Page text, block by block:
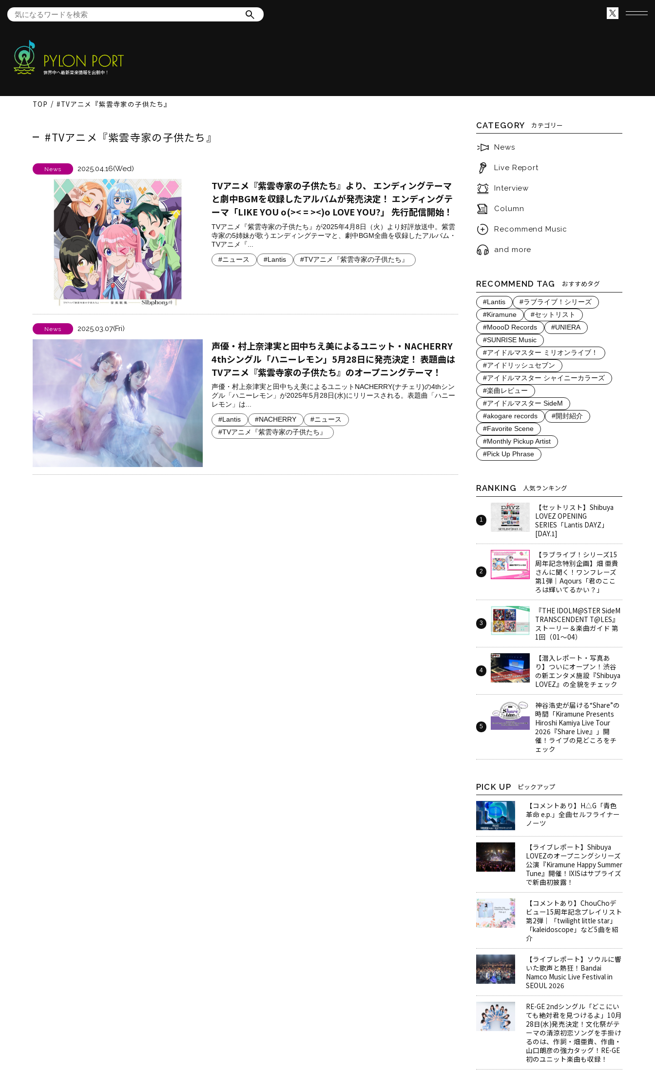
世界中へ最新音楽情報を出航中！
TOP #TVアニメ『紫雲寺家の子供たち』
#TVアニメ『紫雲寺家の子供たち』
News 2025.04.16(Wed)
TVアニメ『紫雲寺家の子供たち』より、 エンディングテーマ
と劇中BGMを収録したアルバムが発売決定！ エンディングテ
ーマ「LIKE YOU o(>< = ><)o LOVE YOU?」 先行配信開始！
TVアニメ『紫雲寺家の子供たち』が2025年4月8日（火）より好評放送中。紫雲
寺家の5姉妹が歌うエンディングテーマと、劇中BGM全曲を収録したアルバム・
TVアニメ『...
#ニュース #Lantis #TVアニメ『紫雲寺家の子供たち』
News 2025.03.07(Fri)
声優・村上奈津実と田中ちえ美によるユニット・NACHERRY
4thシングル「ハニーレモン」5月28日に発売決定！ 表題曲は
TVアニメ『紫雲寺家の子供たち』のオープニングテーマ！
声優・村上奈津実と田中ちえ美によるユニットNACHERRY(ナチェリ)の4thシン
グル「ハニーレモン」が2025年5月28日(水)にリリースされる。表題曲「ハニー
レモン」は...
#Lantis #NACHERRY
#ニュース
#TVアニメ『紫雲寺家の子供たち』
CATEGORY カテゴリー
News
Live Report
Interview
Column
Recommend Music
and more
RECOMMEND TAG おすすめタグ
#Lantis
#ラブライブ！シリーズ
#Kiramune
#セットリスト
#MoooD Records
#UNIERA
#SUNRISE Music
#アイドルマスター ミリオンライブ！
#アイドリッシュセブン
#アイドルマスター シャイニーカラーズ
#楽曲レビュー
#アイドルマスター SideM
#akogare records
#開封紹介
#Favorite Scene
#Monthly Pickup Artist
#Pick Up Phrase
RANKING 人気ランキング
【セットリスト】Shibuya
LOVEZ OPENING
SERIES「Lantis DAYZ」
[DAY.1]
【ラブライブ！シリーズ15
周年記念特別企画】畑 亜貴
さんに聞く！ワンフレーズ
第1弾｜Aqours「君のここ
ろは輝いてるかい？」
『THE IDOLM@STER SideM
TRANSCENDENT T@LES』
ストーリー＆楽曲ガイド 第
1回（01～04）
【潜入レポート・写真あ
り】ついにオープン！渋谷
の新エンタメ施設『Shibuya
LOVEZ』の全貌をチェック
神谷浩史が届ける“Share”の
時間――「Kiramune Presents
Hiroshi Kamiya Live Tour
2026『Share Live』」開
催！ライブの見どころをチ
ェック
PICK UP ピックアップ
【コメントあり】H△G「青色
革命 e.p.」全曲セルフライナー
ノーツ
【ライブレポート】Shibuya
LOVEZのオープニングシリーズ
公演『Kiramune Happy Summer
Tune』開催！IXISはサプライズ
で新曲初披露！
【コメントあり】ChouChoデ
ビュー15周年記念プレイリスト
第2弾｜「twilight little star」
「kaleidoscope」など5曲を紹
介
【ライブレポート】ソウルに響
いた歌声と熱狂！Bandai
Namco Music Live Festival in
SEOUL 2026
RE-GE 2ndシングル「どこにい
ても絶対君を見つけるよ」10月
28日(水)発売決定！文化祭がテ
ーマの清涼初恋ソングを手掛け
るのは、作詞・畑亜貴、作曲・
山口朗彦の強力タッグ！RE-GE
初のユニット楽曲も収録！